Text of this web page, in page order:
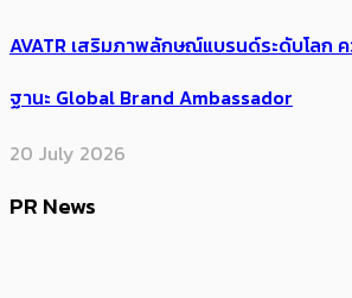
AVATR เสริมภาพลักษณ์แบรนด์ระดับโลก ค
ฐานะ Global Brand Ambassador
20 July 2026
PR News